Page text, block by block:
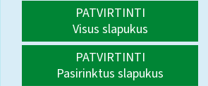
PATVIRTINTI
Visus slapukus
PATVIRTINTI
Pasirinktus slapukus